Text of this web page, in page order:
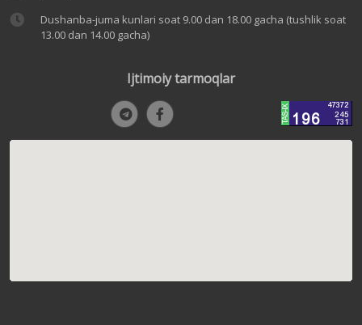
Dushanba-juma kunlari soat 9.00 dan 18.00 gacha (tushlik soat
13.00 dan 14.00 gacha)
Ijtimoiy tarmoqlar